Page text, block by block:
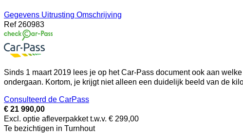
Gegevens Uitrusting Omschrijving
Ref 260983
Sinds 1 maart 2019 lees je op het Car-Pass document ook aan
ondergaan. Kortom, je krijgt niet alleen een duidelijk beeld van de
Consulteerd de CarPass
€ 21 990,00
Excl. optie afleverpakket t.w.v. € 299,00
Te bezichtigen in Turnhout